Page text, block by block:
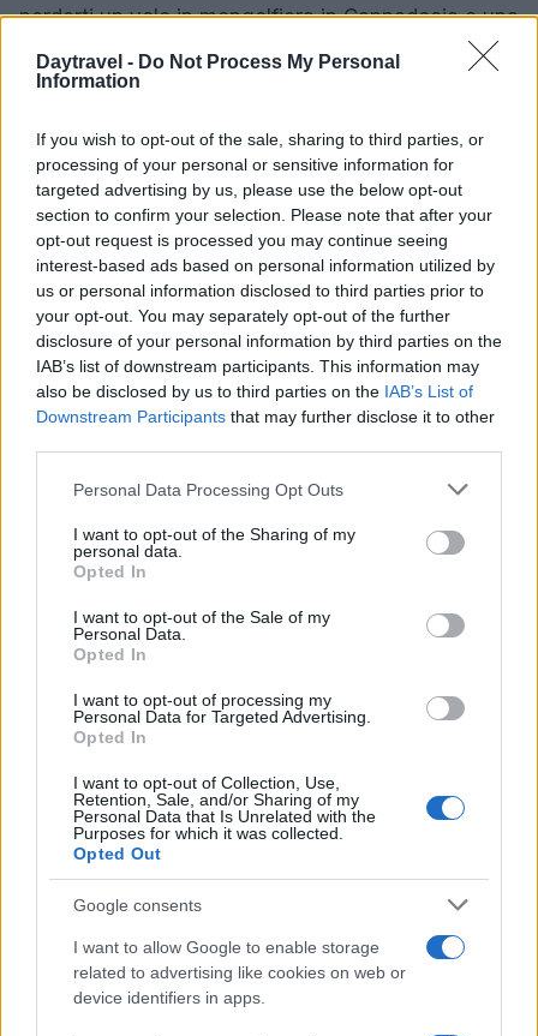
Daytravel - Do Not Process My Personal
Information
If you wish to opt-out of the sale, sharing to third parties, or
processing of your personal or sensitive information for
targeted advertising by us, please use the below opt-out
section to confirm your selection. Please note that after your
opt-out request is processed you may continue seeing
interest-based ads based on personal information utilized by
us or personal information disclosed to third parties prior to
your opt-out. You may separately opt-out of the further
disclosure of your personal information by third parties on the
IAB’s list of downstream participants. This information may
also be disclosed by us to third parties on the IAB’s List of
Downstream Participants that may further disclose it to other
Please note that this website/app uses one or more Google
not limited to your visit or usage behaviour. You may click to
grant or deny consent to Google and its third-party tags to
use your data for below specified purposes in below Google
consent section.
Personal Data Processing Opt Outs
I want to opt-out of the Sharing of my
personal data.
Opted In
I want to opt-out of the Sale of my
Personal Data.
Opted In
I want to opt-out of processing my
Personal Data for Targeted Advertising.
Opted In
I want to opt-out of Collection, Use,
Retention, Sale, and/or Sharing of my
Personal Data that Is Unrelated with the
Purposes for which it was collected.
Opted Out
Google consents
I want to allow Google to enable storage
related to advertising like cookies on web or
device identifiers in apps.
perderti un volo in mongolfiera in Cappadocia e una
crociera sul Bosforo per osservare la città da una
prospettiva unica. La danza dei Dervisci Rotanti e i
cultura turca che rimarrà nel cuore. Con un
itinerario ben pianificato, potrai scoprire tutti i tesori
che la Turchia ha da offrire, dai siti storici alle
bellezze naturali. Che tu abbia a disposizione pochi
giorni o due settimane, ogni momento sarà
un’opportunità per immergerti in un viaggio che
unisce storia, cultura e paesaggi mozzafiato.
Pronto a partire per questa avventura?
AUTORE